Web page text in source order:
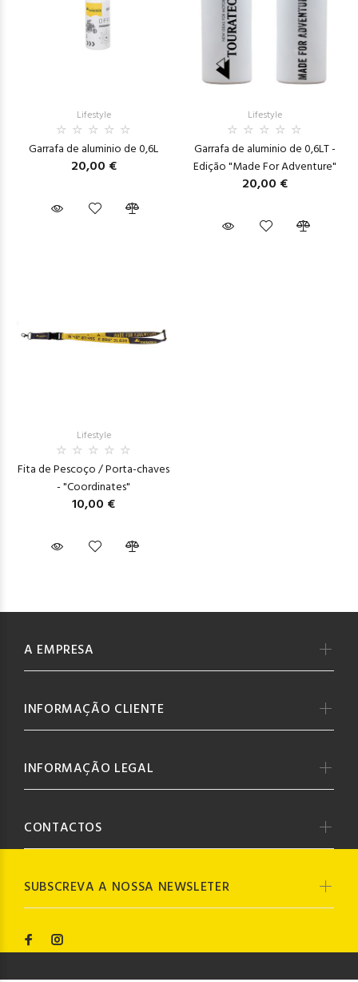
Lifestyle
Garrafa de aluminio de 0,6L
20,00 €
Lifestyle
Garrafa de aluminio de 0,6LT -
Edição "Made For Adventure"
20,00 €
Lifestyle
Fita de Pescoço / Porta-chaves
- "Coordinates"
10,00 €
SUBSCREVA A NOSSA NEWSLETER
A EMPRESA
INFORMAÇÃO CLIENTE
INFORMAÇÃO LEGAL
CONTACTOS